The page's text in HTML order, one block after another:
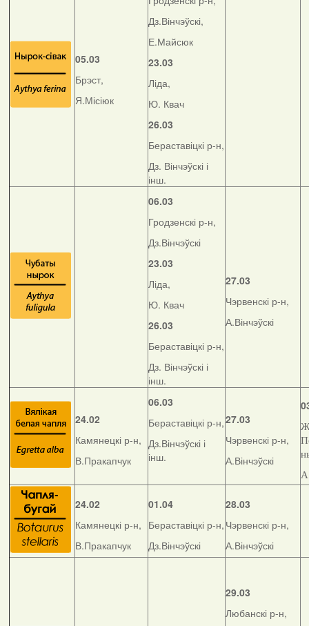
05.03
Брэст,
Я.Місіюк
Дз.Вінчэўскі,
Е.Майсюк
23.03
Ліда,
Ю. Квач
26.03
Бераставіцкі р-н,
Дз. Вінчэўскі і
інш.
06.03
Гродзенскі р-н,
Дз.Вінчэўскі
23.03
Ліда,
Ю. Квач
26.03
Бераставіцкі р-н,
Дз. Вінчэўскі і
інш.
27.03
Чэрвенскі р-н,
А.Вінчэўскі
24.02
Камянецкі р-н,
В.Пракапчук
06.03
Бераставіцкі р-н,
Дз.Вінчэўскі і
інш.
27.03
Чэрвенскі р-н,
А.Вінчэўскі
24.02
Камянецкі р-н,
В.Пракапчук
01.04
Бераставіцкі р-н,
Дз.Вінчэўскі
28.03
Чэрвенскі р-н,
А.Вінчэўскі
29.03
Любанскі р-н,